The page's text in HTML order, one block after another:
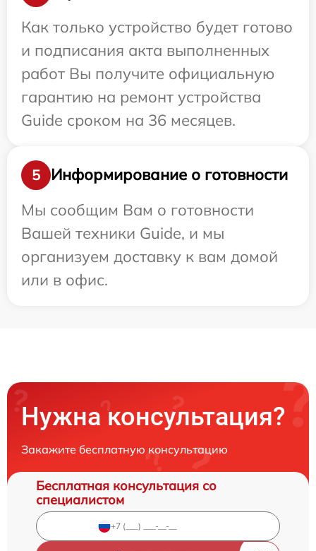
Как только устройство будет готово
и подписания акта выполненных
работ Вы получите официальную
гарантию на ремонт устройства
Guide сроком на 36 месяцев.
5
Информирование о готовности
Мы сообщим Вам о готовности
Вашей техники Guide, и мы
организуем доставку к вам домой
или в офис.
Нужна консультация?
Закажите бесплатную консультацию
Бесплатная консультация со
специалистом